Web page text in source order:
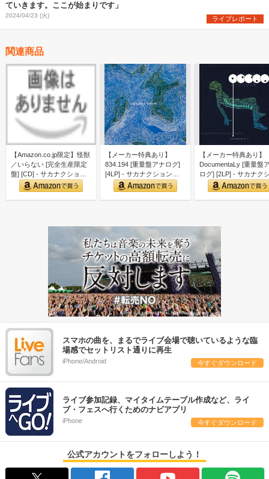
ていきます。ここが始まりです」
2024/04/23 (火) ライブレポート
関連商品
【Amazon.co.jp限定】怪獣
／いらない [完全生産限定
盤] [CD] - サカナクション
（…
【メーカー特典あり】
834.194 [重量盤アナログ]
[4LP] - サカナクション
（メーカー…
【メーカー特典あり】
DocumentaLy [重量盤
ログ] [2LP] - サカナク
ン （…
スマホの曲を、まるでライブ会場で聴いているような臨
場感でセットリスト通りに再生
iPhone/Android 今すぐダウンロード
ライブ参加記録、マイタイムテーブル作成など、ライ
ブ・フェスへ行くためのナビアプリ
iPhone 今すぐダウンロード
公式アカウントをフォローしよう！